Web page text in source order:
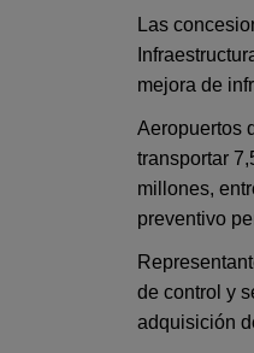
Las
mejora de
Aeropuertos
transportar
millones,
preventivo
de control y
adquisición